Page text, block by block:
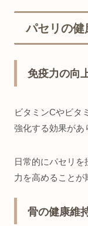
パセリの健
免疫力の向
ビタミンCやビタ
強化する効果があ
日常的にパセリ
力を高めることが
骨の健康維